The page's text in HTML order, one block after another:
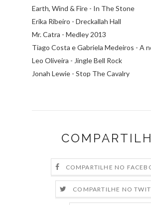
Earth, Wind & Fire - In The Stone
Erika Ribeiro - Dreckallah Hall
Mr. Catra - Medley 2013
Tiago Costa e Gabriela Medeiros - A
Leo Oliveira - Jingle Bell Rock
Jonah Lewie - Stop The Cavalry
COMPARTILHE NO
COMPARTILHE NO